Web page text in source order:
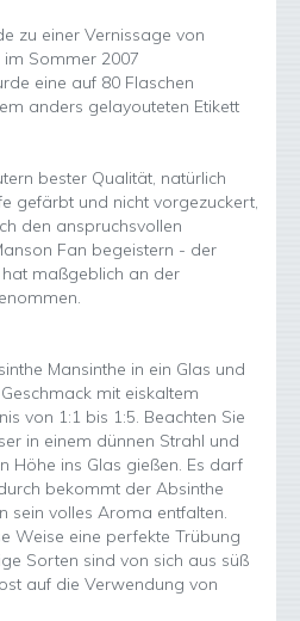
zu einer Vernissage von
im Sommer 2007
eine auf 80 Flaschen
anders gelayouteten Etikett
bester Qualität, natürlich
gefärbt und nicht vorgezuckert,
den anspruchsvollen
Fan begeistern - der
maßgeblich an der
Mansinthe in ein Glas und
mit eiskaltem
von 1:1 bis 1:5. Beachten Sie
in einem dünnen Strahl und
Höhe ins Glas gießen. Es darf
bekommt der Absinthe
sein volles Aroma entfalten.
Weise eine perfekte Trübung
Sorten sind von sich aus süß
auf die Verwendung von